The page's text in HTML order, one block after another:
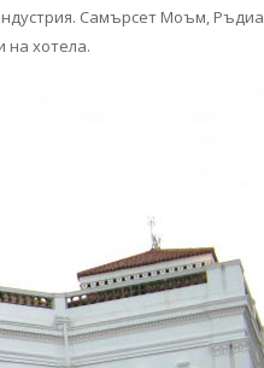
Самърсет Моъм,
на хотела.